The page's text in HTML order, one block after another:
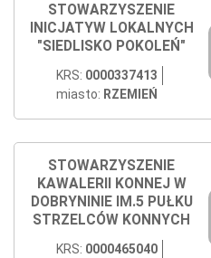
STOWARZYSZENIE
INICJATYW LOKALNYCH
"SIEDLISKO POKOLEŃ"
KRS: 0000337413
miasto: RZEMIEŃ
STOWARZYSZENIE
KAWALERII KONNEJ W
DOBRYNINIE IM.5 PUŁKU
STRZELCÓW KONNYCH
KRS: 0000465040